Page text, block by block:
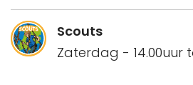
Scouts
Zaterdag - 14.00uur